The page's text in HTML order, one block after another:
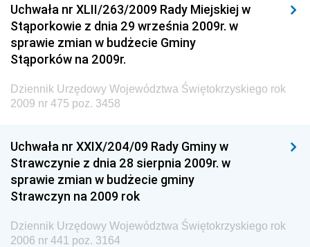
Dziennik Urzędowy Generalnej Dyrekcji Dróg
Krajowych i Autostrad
Dziennik Urzędowy Ministra Środowiska
Dziennik Urzędowy Ministra Edukacji
Dziennik Urzędowy Ministra Przemysłu
Dziennik Urzędowy Ministra Finansów i Gospodarki
Dziennik Urzędowy Ministra do Spraw Unii
Dziennik Urzędowy Agencji Wywiadu
Uchwała nr XLII/263/2009 Rady Miejskiej w
Stąporkowie z dnia 29 września 2009r. w
sprawie zmian w budżecie Gminy
Stąporków na 2009r.
Dziennik Urzędowy Województwa Świętokrzyskiego rok
2009 nr 475 poz. 3458
Uchwała nr XXIX/204/09 Rady Gminy w
Strawczynie z dnia 28 sierpnia 2009r. w
sprawie zmian w budżecie gminy
Strawczyn na 2009 rok
Dziennik Urzędowy Województwa Świętokrzyskiego rok
2006 nr 441 poz. 3164